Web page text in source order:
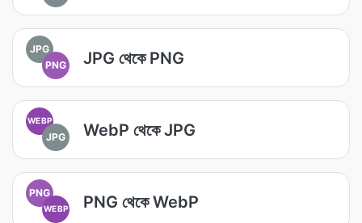
JPG
PNG
JPG থেকে PNG
WEBP
JPG WebP থেকে JPG
PNG
WEBP PNG থেকে WebP